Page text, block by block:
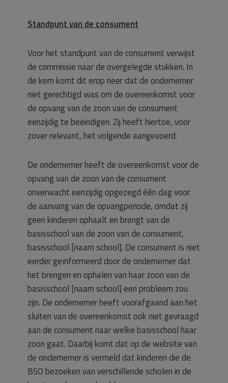
Standpunt van de consument
Voor het standpunt van de consument verwijst
de commissie naar de overgelegde stukken. In
de kern komt dit erop neer dat de ondernemer
niet gerechtigd was om de overeenkomst voor
de opvang van de zoon van de consument
eenzijdig te beëindigen. Zij heeft hiertoe, voor
zover relevant, het volgende aangevoerd.
De ondernemer heeft de overeenkomst voor de
opvang van de zoon van de consument
onverwacht eenzijdig opgezegd één dag voor
de aanvang van de opvangperiode, omdat zij
geen kinderen ophaalt en brengt van de
basisschool van de zoon van de consument,
basisschool [naam school]. De consument is niet
eerder geïnformeerd door de ondernemer dat
het brengen en ophalen van haar zoon van de
basisschool [naam school] een probleem zou
zijn. De ondernemer heeft voorafgaand aan het
sluiten van de overeenkomst ook niet gevraagd
aan de consument naar welke basisschool haar
zoon gaat. Daarbij komt dat op de website van
de ondernemer is vermeld dat kinderen die de
BSO bezoeken van verschillende scholen in de